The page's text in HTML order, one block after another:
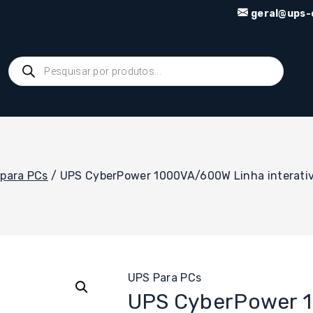
Products
search
PCs / UPS CyberPower 1000VA/600W Linha
UPS Para PCs
UPS CyberPower